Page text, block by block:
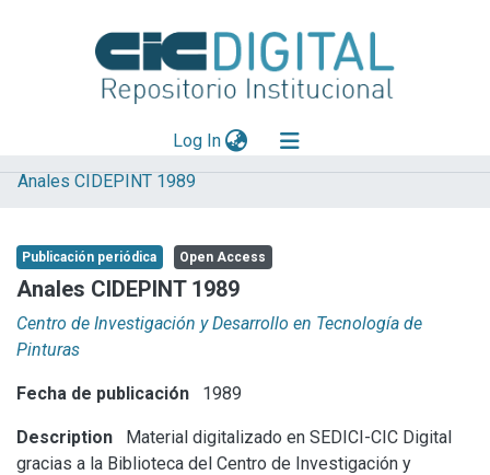
Log In(current)
Explorar
Aportar material
Statistics
Anales CIDEPINT 1989
Publicación periódica Open Access
Anales CIDEPINT 1989
Centro de Investigación y Desarrollo en Tecnología de
Pinturas
Fecha de publicación 1989
Description
Material digitalizado en SEDICI-CIC Digital
gracias a la Biblioteca del Centro de Investigación y